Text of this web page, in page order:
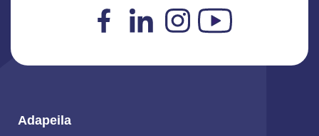
Facebook
LinkedIn
Instagram
YouTube
Adapeila